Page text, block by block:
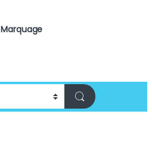
Marquage